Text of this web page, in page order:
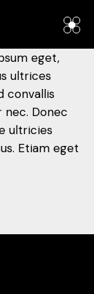
eget,
ultrices
convallis
nec. Donec
ultricies
Etiam eget